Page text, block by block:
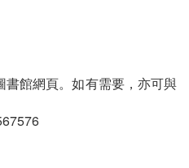
書館網頁。如有需要，亦可與